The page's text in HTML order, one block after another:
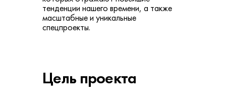
тенденции нашего времени, а также
масштабные и уникальные
спецпроекты.
Цель проекта